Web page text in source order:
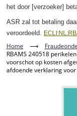
het door [verzoeker]
ASR zal tot betaling
veroordeeld.
Home ⟶
RBAMS 240518
voorschot op kosten
afdoende verklaring